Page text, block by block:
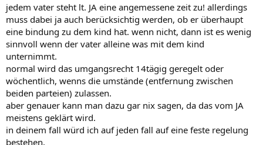
jedem vater steht lt. JA eine angemessene zeit zu! allerdings
muss dabei ja auch berücksichtig werden, ob er überhaupt
eine bindung zu dem kind hat. wenn nicht, dann ist es wenig
sinnvoll wenn der vater alleine was mit dem kind
unternimmt.
normal wird das umgangsrecht 14tägig geregelt oder
wöchentlich, wenns die umstände (entfernung zwischen
beiden parteien) zulassen.
aber genauer kann man dazu gar nix sagen, da das vom JA
meistens geklärt wird.
in deinem fall würd ich auf jeden fall auf eine feste regelung
bestehen.